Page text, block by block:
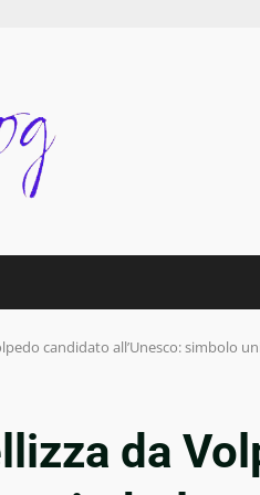
candidato all’Unesco: simbolo
da